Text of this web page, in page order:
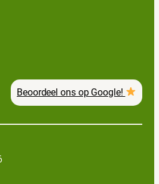
Beoordeel ons op Google!